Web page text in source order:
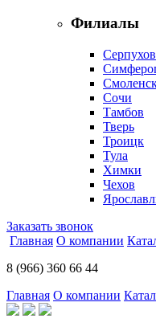
Филиалы
Серпухов
Сочи
Тамбов
Тверь
Троицк
Тула
Химки
Чехов
Заказать звонок
Главная О компании
8 (966) 360 66 44
Главная О компании